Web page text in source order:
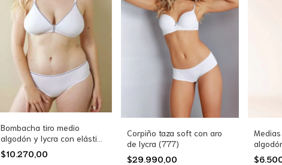
Bombacha tiro medio
algodón y lycra con elástico
(4592)
$10.270,00
Corpiño taza soft con aro
de lycra (777)
$29.990,00